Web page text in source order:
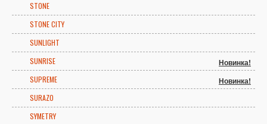
STONE
STONE CITY
SUNLIGHT
SUNRISE
Новинка!
SUPREME Новинка!
SURAZO
SYMETRY